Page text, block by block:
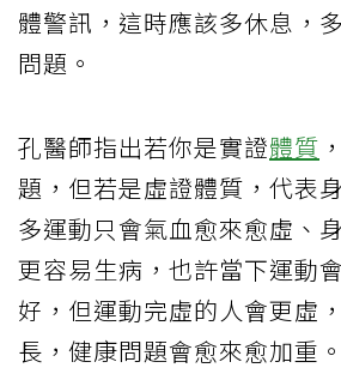
體警訊，這時應該多休息，
問題。
孔醫師指出若你是實證體質
題，但若是虛證體質，代表
多運動只會氣血愈來愈虛、
更容易生病，也許當下運動
好，但運動完虛的人會更虛
長，健康問題會愈來愈加重。